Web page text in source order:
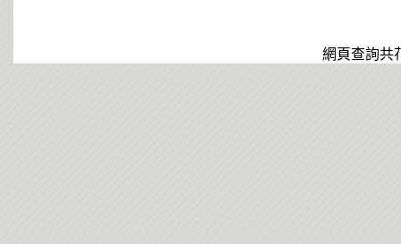
網頁查詢共